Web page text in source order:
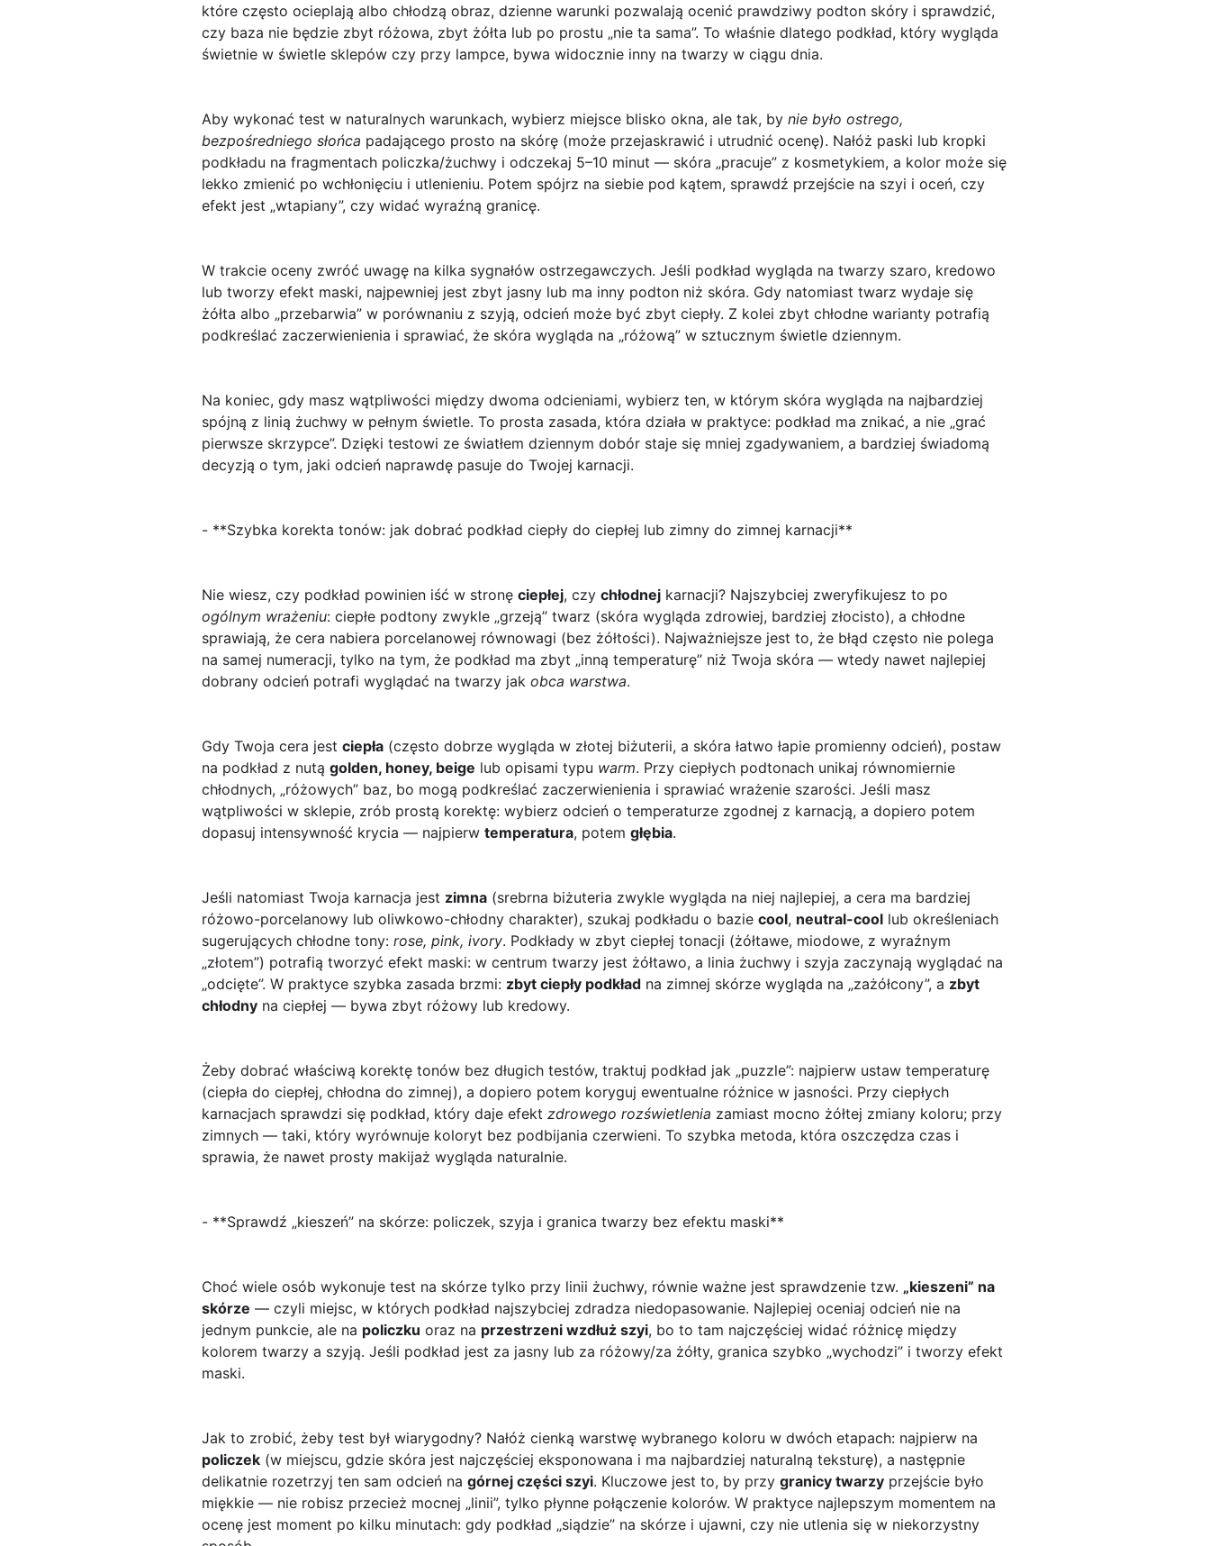
które często ocieplają albo chłodzą obraz, dzienne warunki pozwalają ocenić prawdziwy podton skóry i sprawdzić,
czy baza nie będzie zbyt różowa, zbyt żółta lub po prostu „nie ta sama”. To właśnie dlatego podkład, który wygląda
świetnie w świetle sklepów czy przy lampce, bywa widocznie inny na twarzy w ciągu dnia.
Aby wykonać test w naturalnych warunkach, wybierz miejsce blisko okna, ale tak, by nie było ostrego,
bezpośredniego słońca padającego prosto na skórę (może przejaskrawić i utrudnić ocenę). Nałóż paski lub kropki
podkładu na fragmentach policzka/żuchwy i odczekaj 5–10 minut — skóra „pracuje” z kosmetykiem, a kolor może się
lekko zmienić po wchłonięciu i utlenieniu. Potem spójrz na siebie pod kątem, sprawdź przejście na szyi i oceń, czy
efekt jest „wtapiany”, czy widać wyraźną granicę.
W trakcie oceny zwróć uwagę na kilka sygnałów ostrzegawczych. Jeśli podkład wygląda na twarzy szaro, kredowo
lub tworzy efekt maski, najpewniej jest zbyt jasny lub ma inny podton niż skóra. Gdy natomiast twarz wydaje się
żółta albo „przebarwia” w porównaniu z szyją, odcień może być zbyt ciepły. Z kolei zbyt chłodne warianty potrafią
podkreślać zaczerwienienia i sprawiać, że skóra wygląda na „różową” w sztucznym świetle dziennym.
Na koniec, gdy masz wątpliwości między dwoma odcieniami, wybierz ten, w którym skóra wygląda na najbardziej
spójną z linią żuchwy w pełnym świetle. To prosta zasada, która działa w praktyce: podkład ma znikać, a nie „grać
pierwsze skrzypce”. Dzięki testowi ze światłem dziennym dobór staje się mniej zgadywaniem, a bardziej świadomą
decyzją o tym, jaki odcień naprawdę pasuje do Twojej karnacji.
- **Szybka korekta tonów: jak dobrać podkład ciepły do ciepłej lub zimny do zimnej karnacji**
Nie wiesz, czy podkład powinien iść w stronę ciepłej, czy chłodnej karnacji? Najszybciej zweryfikujesz to po
ogólnym wrażeniu: ciepłe podtony zwykle „grzeją” twarz (skóra wygląda zdrowiej, bardziej złocisto), a chłodne
sprawiają, że cera nabiera porcelanowej równowagi (bez żółtości). Najważniejsze jest to, że błąd często nie polega
na samej numeracji, tylko na tym, że podkład ma zbyt „inną temperaturę” niż Twoja skóra — wtedy nawet najlepiej
dobrany odcień potrafi wyglądać na twarzy jak obca warstwa.
Gdy Twoja cera jest ciepła (często dobrze wygląda w złotej biżuterii, a skóra łatwo łapie promienny odcień), postaw
na podkład z nutą golden, honey, beige lub opisami typu warm. Przy ciepłych podtonach unikaj równomiernie
chłodnych, „różowych” baz, bo mogą podkreślać zaczerwienienia i sprawiać wrażenie szarości. Jeśli masz
wątpliwości w sklepie, zrób prostą korektę: wybierz odcień o temperaturze zgodnej z karnacją, a dopiero potem
dopasuj intensywność krycia — najpierw temperatura, potem głębia.
Jeśli natomiast Twoja karnacja jest zimna (srebrna biżuteria zwykle wygląda na niej najlepiej, a cera ma bardziej
różowo-porcelanowy lub oliwkowo-chłodny charakter), szukaj podkładu o bazie cool, neutral-cool lub określeniach
sugerujących chłodne tony: rose, pink, ivory. Podkłady w zbyt ciepłej tonacji (żółtawe, miodowe, z wyraźnym
„złotem”) potrafią tworzyć efekt maski: w centrum twarzy jest żółtawo, a linia żuchwy i szyja zaczynają wyglądać na
„odcięte”. W praktyce szybka zasada brzmi: zbyt ciepły podkład na zimnej skórze wygląda na „zażółcony”, a zbyt
chłodny na ciepłej — bywa zbyt różowy lub kredowy.
Żeby dobrać właściwą korektę tonów bez długich testów, traktuj podkład jak „puzzle”: najpierw ustaw temperaturę
(ciepła do ciepłej, chłodna do zimnej), a dopiero potem koryguj ewentualne różnice w jasności. Przy ciepłych
karnacjach sprawdzi się podkład, który daje efekt zdrowego rozświetlenia zamiast mocno żółtej zmiany koloru; przy
zimnych — taki, który wyrównuje koloryt bez podbijania czerwieni. To szybka metoda, która oszczędza czas i
sprawia, że nawet prosty makijaż wygląda naturalnie.
- **Sprawdź „kieszeń” na skórze: policzek, szyja i granica twarzy bez efektu maski**
Choć wiele osób wykonuje test na skórze tylko przy linii żuchwy, równie ważne jest sprawdzenie tzw. „kieszeni” na
skórze — czyli miejsc, w których podkład najszybciej zdradza niedopasowanie. Najlepiej oceniaj odcień nie na
jednym punkcie, ale na policzku oraz na przestrzeni wzdłuż szyi, bo to tam najczęściej widać różnicę między
kolorem twarzy a szyją. Jeśli podkład jest za jasny lub za różowy/za żółty, granica szybko „wychodzi” i tworzy efekt
maski.
Jak to zrobić, żeby test był wiarygodny? Nałóż cienką warstwę wybranego koloru w dwóch etapach: najpierw na
policzek (w miejscu, gdzie skóra jest najczęściej eksponowana i ma najbardziej naturalną teksturę), a następnie
delikatnie rozetrzyj ten sam odcień na górnej części szyi. Kluczowe jest to, by przy granicy twarzy przejście było
miękkie — nie robisz przecież mocnej „linii”, tylko płynne połączenie kolorów. W praktyce najlepszym momentem na
ocenę jest moment po kilku minutach: gdy podkład „siądzie” na skórze i ujawni, czy nie utlenia się w niekorzystny